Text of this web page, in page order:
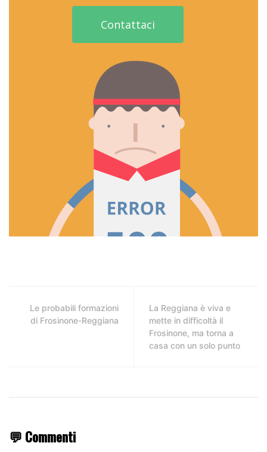
Le probabili formazioni
di Frosinone-Reggiana
La Reggiana è viva e
mette in difficoltà il
Frosinone, ma torna a
casa con un solo punto
💬 Commenti